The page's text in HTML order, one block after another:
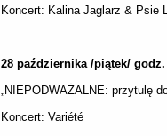
Koncert: Kalina Jaglarz & Psie
28 października /piątek/ godz.
„NIEPODWAŻALNE: przytulę
Koncert: Variété